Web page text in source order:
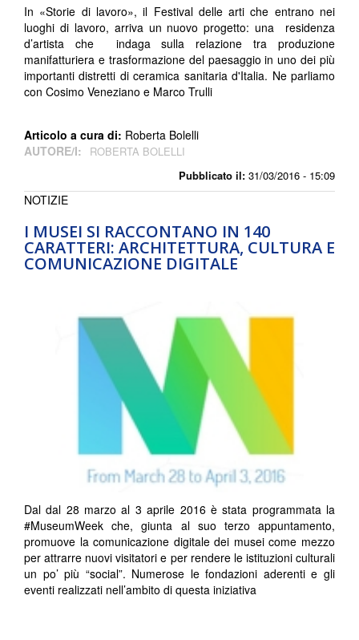
Pubblicato il: 31/03/2016 - 15:09
In «Storie di lavoro», il Festival delle arti che entrano nei
luoghi di lavoro, arriva un nuovo progetto: una residenza
d’artista che indaga sulla relazione tra produzione
manifatturiera e trasformazione del paesaggio in uno dei più
importanti distretti di ceramica sanitaria d'Italia. Ne parliamo
con Cosimo Veneziano e Marco Trulli
Articolo a cura di: Roberta Bolelli
AUTORE/I:
ROBERTA BOLELLI
I MUSEI SI RACCONTANO IN 140
CARATTERI: ARCHITETTURA, CULTURA E
COMUNICAZIONE DIGITALE
NOTIZIE
Dal dal 28 marzo al 3 aprile 2016 è stata programmata la
#MuseumWeek che, giunta al suo terzo appuntamento,
promuove la comunicazione digitale dei musei come mezzo
per attrarre nuovi visitatori e per rendere le istituzioni culturali
un po’ più “social”. Numerose le fondazioni aderenti e gli
eventi realizzati nell’ambito di questa iniziativa